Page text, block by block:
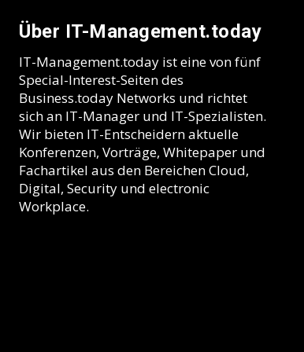
Über IT-Management.today
IT-Management.today ist eine von fünf
Special-Interest-Seiten des
Business.today Networks und richtet
sich an IT-Manager und IT-Spezialisten.
Wir bieten IT-Entscheidern aktuelle
Konferenzen, Vorträge, Whitepaper und
Fachartikel aus den Bereichen Cloud,
Digital, Security und electronic
Workplace.